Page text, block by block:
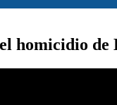
homicidio